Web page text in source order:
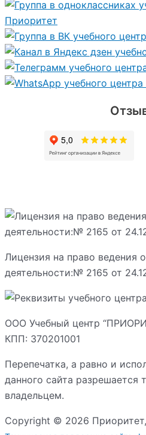
Лицензия на право ведения
деятельности:№ 2165 от
ООО Учебный центр
КПП: 370201001
Перепечатка, а равно и
данного сайта разрешается
владельцем.
Copyright © 2026 Приоритет,